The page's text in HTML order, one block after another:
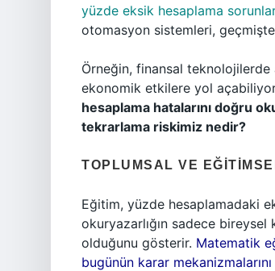
yüzde eksik hesaplama
otomasyon sistemleri,
Örneğin, finansal
ekonomik etkilere yol
hesaplama hatalarını doğru
tekrarlama riskimiz nedir?
TOPLUMSAL VE
Eğitim, yüzde hesaplamadaki
okuryazarlığın sadece
olduğunu gösterir. Matematik
bugünün karar